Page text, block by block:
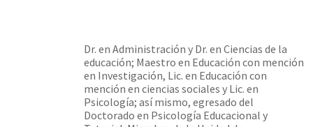
Dr. en Administración y Dr. en Ciencias de la
educación; Maestro en Educación con mención
en Investigación, Lic. en Educación con
mención en ciencias sociales y Lic. en
Psicología; así mismo, egresado del
Doctorado en Psicología Educacional y